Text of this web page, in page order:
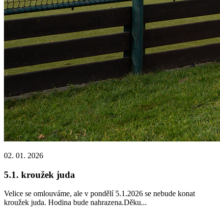
02. 01. 2026
5.1. kroužek juda
Velice se omlouváme, ale v pondělí 5.1.2026 se nebude konat
kroužek juda. Hodina bude nahrazena.Děku...